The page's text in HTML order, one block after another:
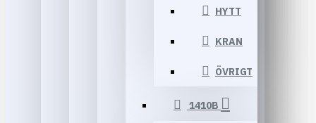
HYTT
KRAN
ÖVRIGT
1410B